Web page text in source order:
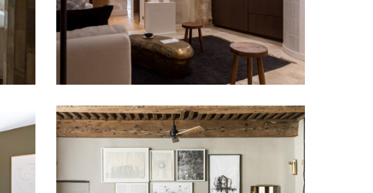
PROFESSIONNEL